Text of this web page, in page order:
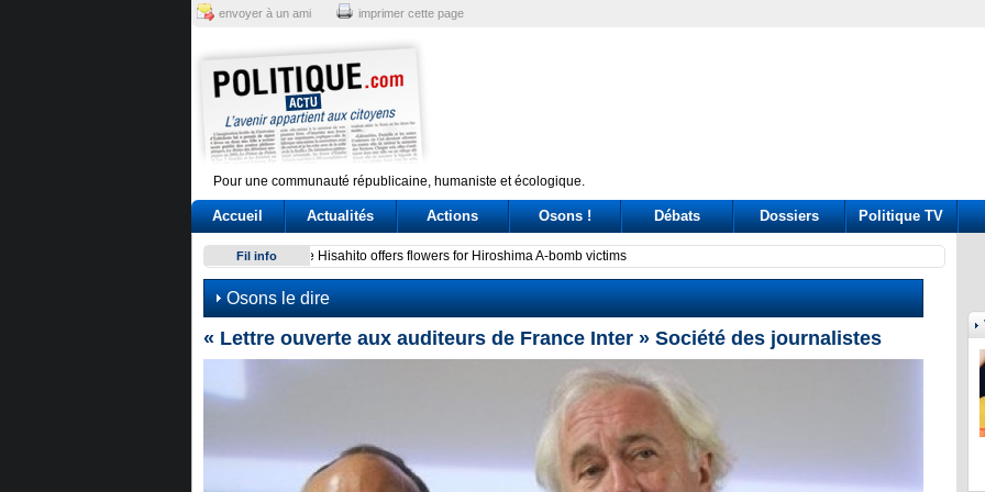
envoyer à un ami imprimer cette page
Pour une communauté républicaine, humaniste et écologique.
Accueil Actualités Actions Osons ! Débats Dossiers Politique TV
Fil info Conte e l'audizione in Commissione Covid: tre ore di «arringa» piene di messaggi (a destra e a sinistra)
Osons le dire
« Lettre ouverte aux auditeurs de France Inter » Société des journalistes